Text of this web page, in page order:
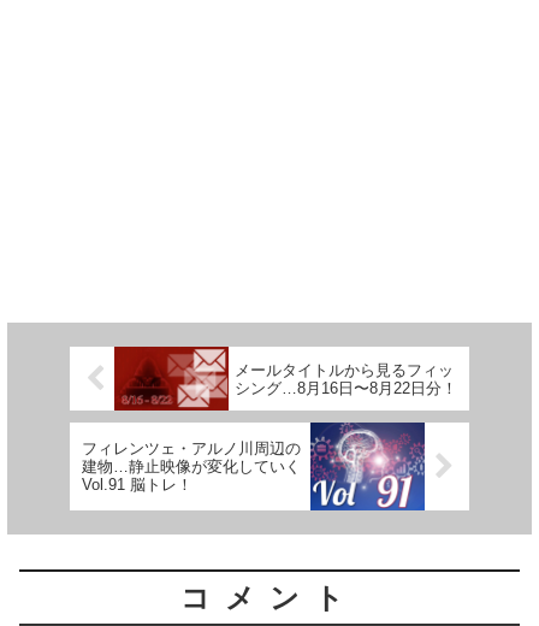
メールタイトルから見るフィッ
シング…8月16日〜8月22日分！
フィレンツェ・アルノ川周辺の
建物…静止映像が変化していく
Vol.91 脳トレ！
コメント